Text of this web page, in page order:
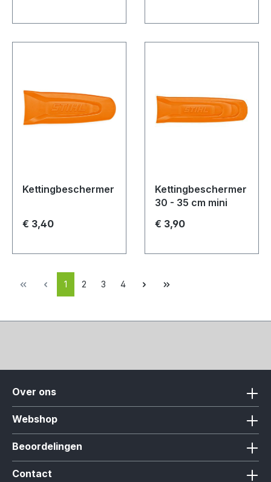
Kettingbeschermer
€ 3,40
Kettingbeschermer
30 - 35 cm mini
€ 3,90
1 2 3 4
Over ons
Webshop
Beoordelingen
Contact